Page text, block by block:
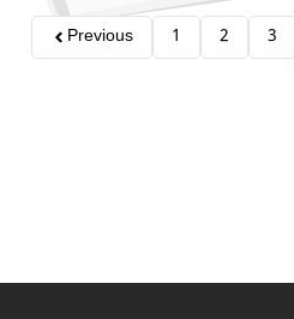
Previous 1 2 3